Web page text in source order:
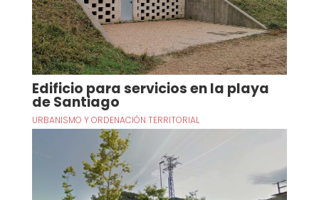
Edificio para servicios en la playa
de Santiago
URBANISMO Y ORDENACIÓN TERRITORIAL